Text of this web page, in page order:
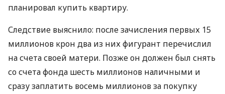
планировал купить квартиру.
Следствие выяснило: после зачисления первых 15
миллионов крон два из них фигурант перечислил
на счета своей матери. Позже он должен был снять
со счета фонда шесть миллионов наличными и
сразу заплатить восемь миллионов за покупку